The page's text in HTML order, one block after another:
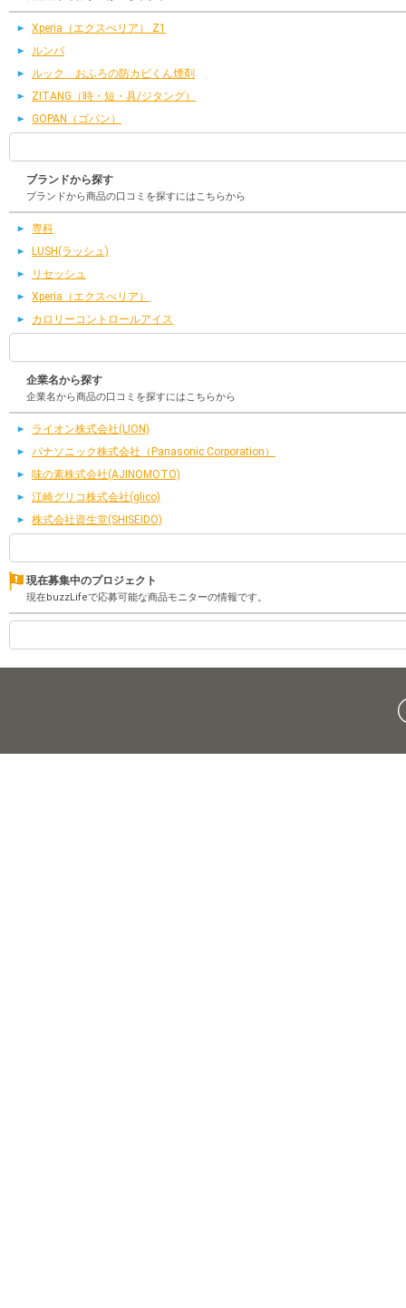
Xperia（エクスぺリア） Z1
ルンバ
ルック おふろの防カビくん煙剤
ZITANG（時・短・具/ジタング）
GOPAN（ゴパン）
ブランドから探す
ブランドから商品の口コミを探すにはこちらから
専科
LUSH(ラッシュ)
リセッシュ
Xperia（エクスぺリア）
カロリーコントロールアイス
企業名から探す
企業名から商品の口コミを探すにはこちらから
ライオン株式会社(LION)
パナソニック株式会社（Panasonic Corporation）
味の素株式会社(AJINOMOTO)
江崎グリコ株式会社(glico)
株式会社資生堂(SHISEIDO)
現在募集中のプロジェクト
現在buzzLifeで応募可能な商品モニターの情報です。